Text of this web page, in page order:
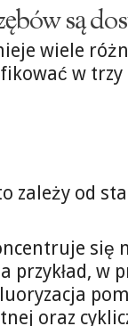
są
wiele
w trzy
zależy od
się
przykład, w
oraz